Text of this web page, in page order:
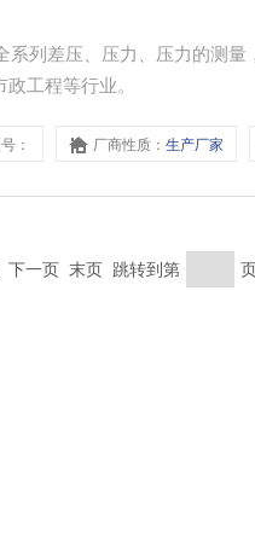
系列差压、压力、压力的测
工程等行业。
： 厂商性质：生产厂家
下一页 末页 跳转到第